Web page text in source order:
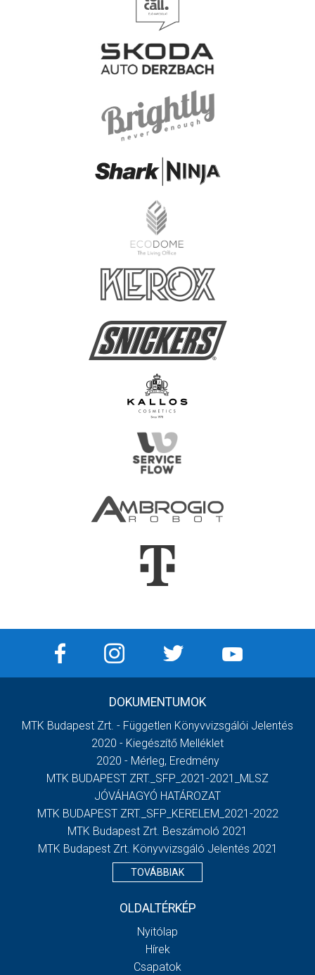
DOKUMENTUMOK
MTK Budapest Zrt. - Független Könyvvizsgálói Jelentés
2020 - Kiegészítő Melléklet
2020 - Mérleg, Eredmény
MTK BUDAPEST ZRT._SFP_2021-2021_MLSZ
JÓVÁHAGYÓ HATÁROZAT
MTK BUDAPEST ZRT._SFP_KERELEM_2021-2022
MTK Budapest Zrt. Beszámoló 2021
MTK Budapest Zrt. Könyvvizsgáló Jelentés 2021
TOVÁBBIAK
OLDALTÉRKÉP
Nyitólap
Hírek
Csapatok